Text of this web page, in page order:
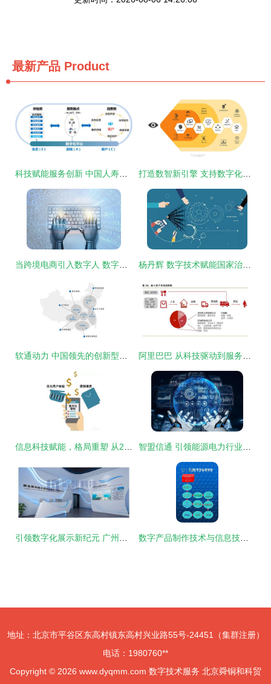
最新产品 Product
地址：北京市平谷区东高村镇东高村兴业路55号-24451（集群注册）
电话：1980760**
Copyright © 2026 www.dyqmm.com 数字技术服务 北京舜铜和科贸